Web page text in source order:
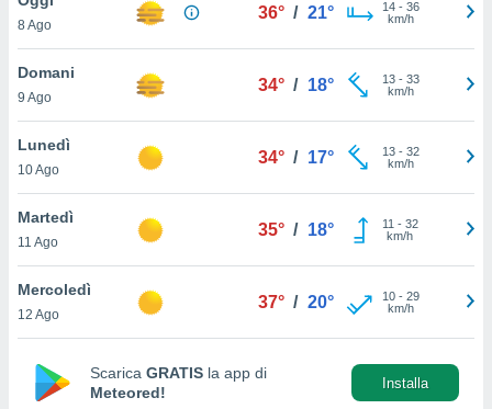
è
al sito
di
ci
di
il
un
la
8 Ago
36° / 21° 14- 36
km/h
Domani
9 Ago
34° / 18° 13- 33
km/h
Lunedì
10 Ago
34° / 17° 13- 32
km/h
Martedì
11 Ago
35° / 18° 11 - 32
km/h
Mercoledì
12 Ago
37° / 20° 10- 29
km/h
Scarica GRATIS la app di
Meteored!
Installa